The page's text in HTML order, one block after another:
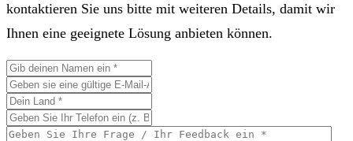
kontaktieren Sie uns bitte mit weiteren Details, damit wir
Ihnen eine geeignete Lösung anbieten können.